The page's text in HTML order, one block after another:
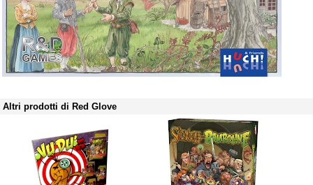
Altri prodotti di Red Glove